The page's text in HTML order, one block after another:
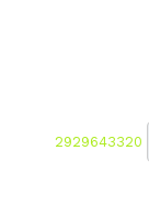
2929643320